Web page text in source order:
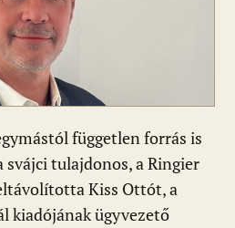
független forrás is
tulajdonos, a Ringier
Kiss Ottót, a
kiadójának ügyvezető